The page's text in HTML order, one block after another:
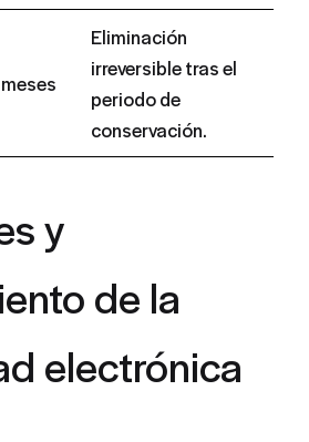
Eliminación
irreversible tras el
periodo de
conservación.
y
de la
electrónica